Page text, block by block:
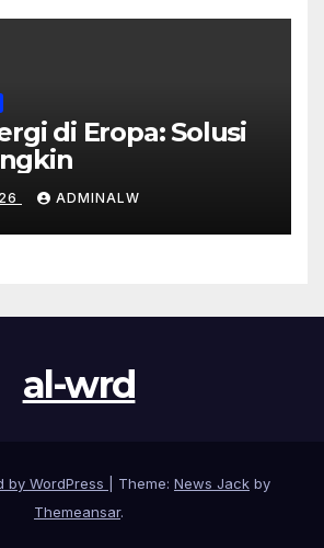
di Eropa: Solusi
ADMINALW
al-wrd
by WordPress Theme: News Jack by
Themeansar.